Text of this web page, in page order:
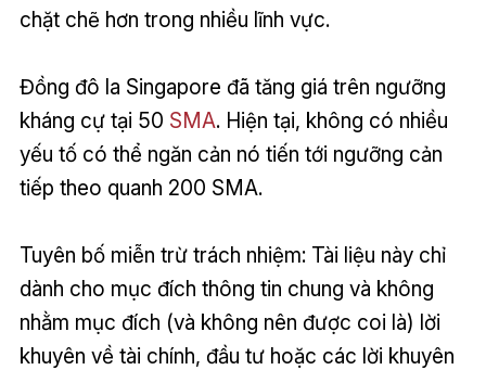
chặt chẽ hơn trong nhiều lĩnh vực.
Đồng đô la Singapore đã tăng giá trên ngưỡng
kháng cự tại 50 SMA. Hiện tại, không có nhiều
yếu tố có thể ngăn cản nó tiến tới ngưỡng cản
tiếp theo quanh 200 SMA.
Tuyên bố miễn trừ trách nhiệm: Tài liệu này chỉ
dành cho mục đích thông tin chung và không
nhằm mục đích (và không nên được coi là) lời
khuyên về tài chính, đầu tư hoặc các lời khuyên